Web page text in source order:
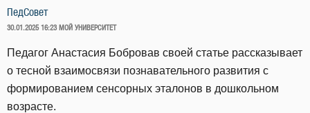
ПедСовет
ОПУБЛИКОВАНО
30.01.2025 16:23 МОЙ УНИВЕРСИТЕТ
Педагог Анастасия Бобровав своей статье рассказывает
о тесной взаимосвязи познавательного развития с
формированием сенсорных эталонов в дошкольном
возрасте.